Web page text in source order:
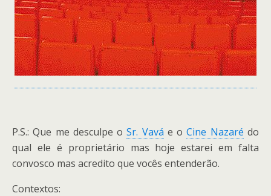
P.S.: Que me desculpe oSr. Vavá e oCine Nazaré do
qual ele é proprietário mas hoje estarei em falta
convosco mas acredito que vocês entenderão.
Contextos: